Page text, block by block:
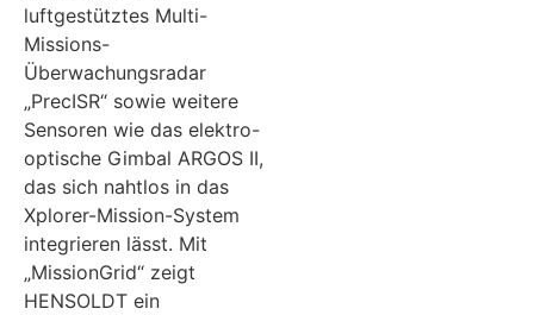
luftgestütztes Multi-
Missions-
Überwachungsradar
„PrecISR“ sowie weitere
Sensoren wie das elektro-
optische Gimbal ARGOS II,
das sich nahtlos in das
Xplorer-Mission-System
integrieren lässt. Mit
„MissionGrid“ zeigt
HENSOLDT ein